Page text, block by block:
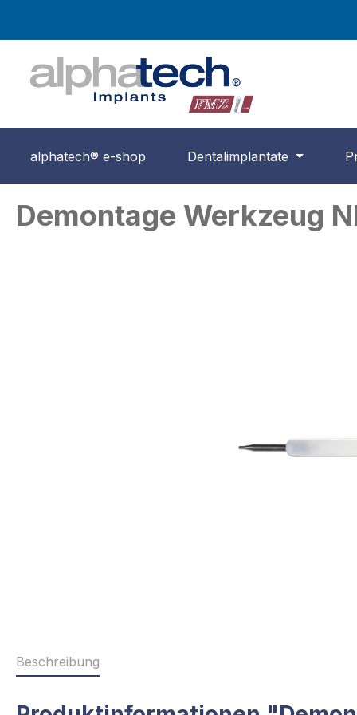
alphatech® e-shop Dentalimplantate
Demontage Werkzeug
Beschreibung